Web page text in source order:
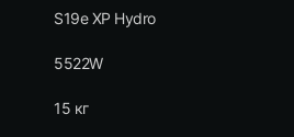
S19e XP Hydro
5522W
15 кг